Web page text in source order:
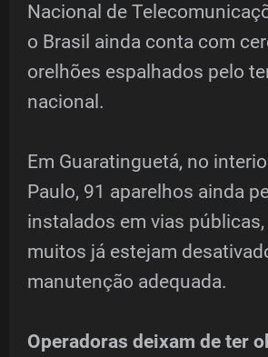
Nacional de
o Brasil ainda conta com
orelhões espalhados pelo
nacional.
Em Guaratinguetá, no
Paulo, 91 aparelhos ainda
instalados em vias
muitos já estejam
manutenção adequada.
Operadoras deixam de ter